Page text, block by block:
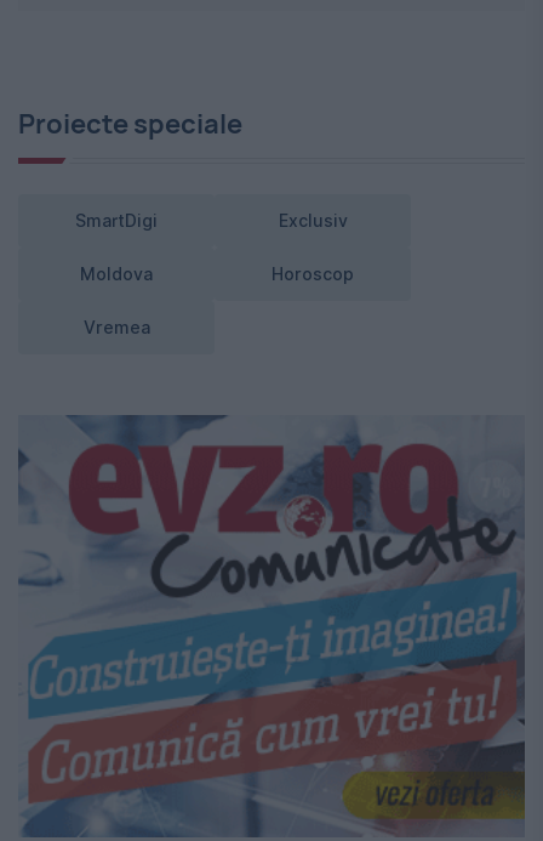
Proiecte speciale
SmartDigi Exclusiv
Moldova Horoscop
Vremea